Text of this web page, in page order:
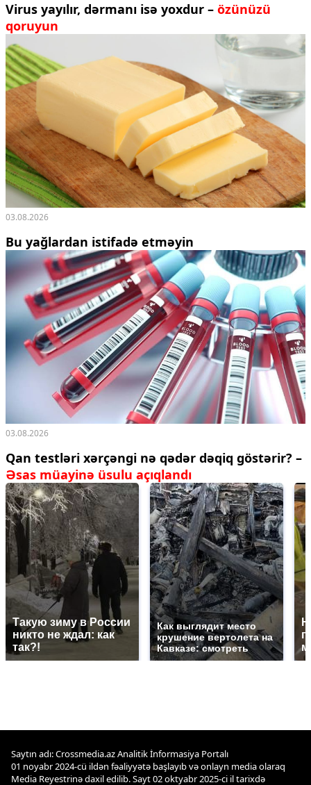
Virus yayılır, dərmanı isə yoxdur – özünüzü
qoruyun
03.08.2026
Bu yağlardan istifadə etməyin
03.08.2026
Qan testləri xərçəngi nə qədər dəqiq göstərir? –
Əsas müayinə üsulu açıqlandı
Такую зиму в России
никто не ждал: как
так?!
Как выглядит место
крушение вертолета на
Кавказе: смотреть
Saytın adı: Crossmedia.az Analitik İnformasiya Portalı
01 noyabr 2024-cü ildən fəaliyyətə başlayıb və onlayn media olaraq
Media Reyestrinə daxil edilib. Sayt 02 oktyabr 2025-ci il tarixdə